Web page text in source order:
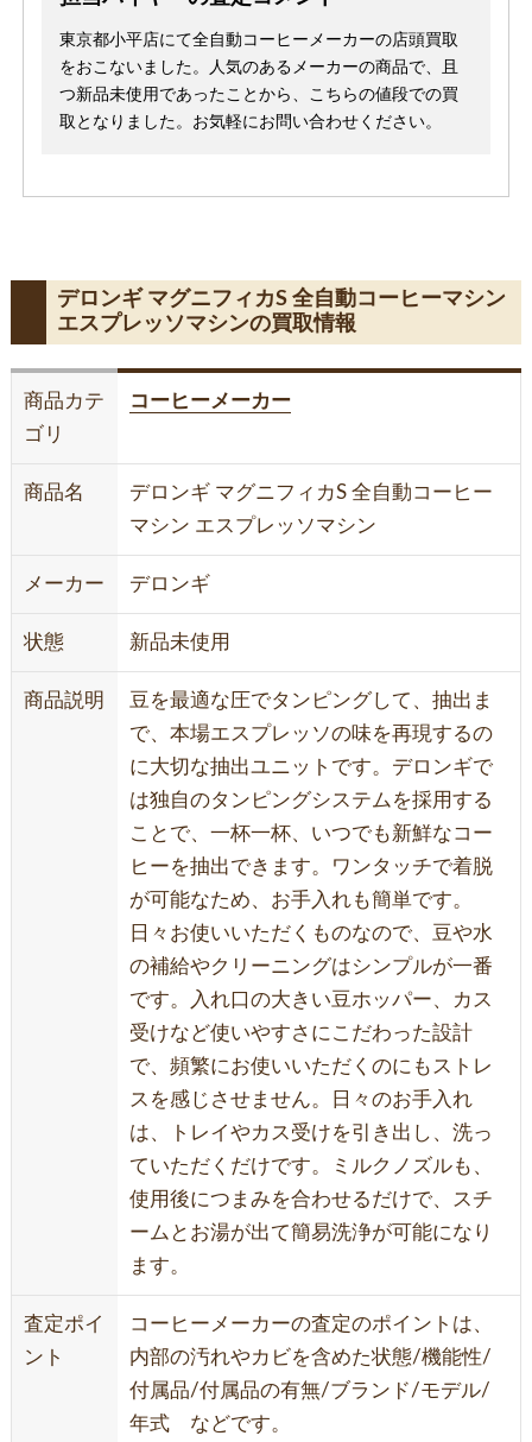
東京都小平店にて全自動コーヒーメーカーの店頭買取
をおこないました。人気のあるメーカーの商品で、且
つ新品未使用であったことから、こちらの値段での買
取となりました。お気軽にお問い合わせください。
デロンギ マグニフィカS 全自動コーヒーマシン
エスプレッソマシンの買取情報
商品カテ
ゴリ
コーヒーメーカー
商品名
デロンギ マグニフィカS 全自動コーヒー
マシン エスプレッソマシン
メーカー デロンギ
状態 新品未使用
商品説明
豆を最適な圧でタンピングして、抽出ま
で、本場エスプレッソの味を再現するの
に大切な抽出ユニットです。デロンギで
は独自のタンピングシステムを採用する
ことで、一杯一杯、いつでも新鮮なコー
ヒーを抽出できます。ワンタッチで着脱
が可能なため、お手入れも簡単です。
日々お使いいただくものなので、豆や水
の補給やクリーニングはシンプルが一番
です。入れ口の大きい豆ホッパー、カス
受けなど使いやすさにこだわった設計
で、頻繁にお使いいただくのにもストレ
スを感じさせません。日々のお手入れ
は、トレイやカス受けを引き出し、洗っ
ていただくだけです。ミルクノズルも、
使用後につまみを合わせるだけで、スチ
ームとお湯が出て簡易洗浄が可能になり
ます。
査定ポイ
ント
コーヒーメーカーの査定のポイントは、
内部の汚れやカビを含めた状態/機能性/
付属品/付属品の有無/ブランド/モデル/
年式 などです。